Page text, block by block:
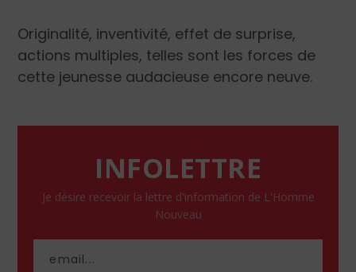
Originalité, inventivité, effet de surprise,
actions multiples, telles sont les forces de
cette jeunesse audacieuse encore neuve.
INFOLETTRE
Je désire recevoir la lettre d'information de L'Homme
Nouveau